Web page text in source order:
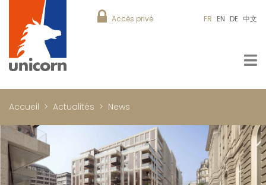
Accès privé FR EN DE 中文
Accueil Actualités News